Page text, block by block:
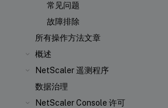
常见问题
故障排除
所有操作方法文章
概述
NetScaler 遥测程序
数据治理
NetScaler Console 许可